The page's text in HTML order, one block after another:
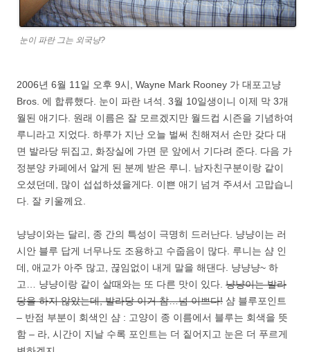
눈이 파란 그는 외국냥?
2006년 6월 11일 오후 9시, Wayne Mark Rooney 가 대포고냥
Bros. 에 합류했다. 눈이 파란 녀석. 3월 10일생이니 이제 막 3개
월된 애기다. 원래 이름은 잘 모르겠지만 월드컵 시즌을 기념하여
루니라고 지었다. 하루가 지난 오늘 벌써 친해져서 손만 갖다 대
면 발라당 뒤집고, 화장실에 가면 문 앞에서 기다려 준다. 다음 가
정분양 카페에서 알게 된 분께 받은 루니. 남자친구분이랑 같이
오셨던데, 많이 섭섭하셨을게다. 이쁜 애기 넘겨 주셔서 고맙습니
다. 잘 키울께요.
냥냥이와는 달리, 종 간의 특성이 극명히 드러난다. 냥냥이는 러
시안 블루 답게 너무나도 조용하고 수줍음이 많다. 루니는 샴 인
데, 애교가 아주 많고, 끊임없이 내게 말을 해댄다. 냥냥냥~ 하
고… 냥냥이랑 같이 살때와는 또 다른 맛이 있다. 냥냥이는 발라
당을 하지 않았는데, 발라당 이거 참…넘 이쁘다! 샴 블루포인트
– 반점 부분이 회색인 샴 : 고양이 종 이름에서 블루는 회색을 뜻
함 – 라, 시간이 지날 수록 포인트는 더 짙어지고 눈은 더 푸르게